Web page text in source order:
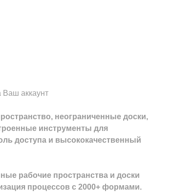
Ваш аккаунт
неограниченные доски,
инструменты для
доступа и высококачественный
рабочие пространства и доски
процессов с 2000+ формами.